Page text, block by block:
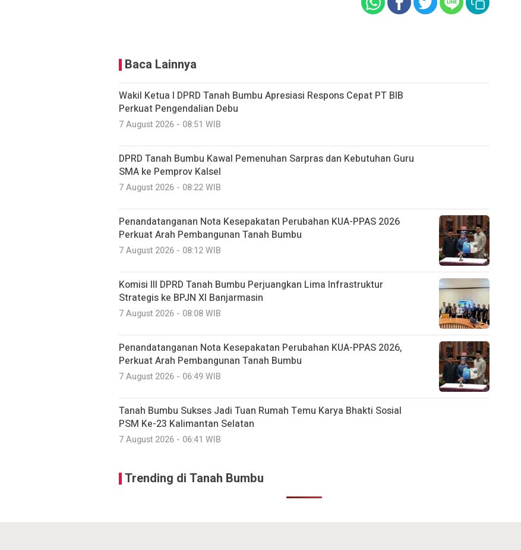
Baca Lainnya
Wakil Ketua I DPRD Tanah Bumbu Apresiasi Respons Cepat PT BIB
Perkuat Pengendalian Debu
7 August 2026 - 08:51 WIB
DPRD Tanah Bumbu Kawal Pemenuhan Sarpras dan Kebutuhan Guru
SMA ke Pemprov Kalsel
7 August 2026 - 08:22 WIB
Penandatanganan Nota Kesepakatan Perubahan KUA-PPAS 2026
Perkuat Arah Pembangunan Tanah Bumbu
7 August 2026 - 08:12 WIB
Komisi III DPRD Tanah Bumbu Perjuangkan Lima Infrastruktur
Strategis ke BPJN XI Banjarmasin
7 August 2026 - 08:08 WIB
Penandatanganan Nota Kesepakatan Perubahan KUA-PPAS 2026,
Perkuat Arah Pembangunan Tanah Bumbu
7 August 2026 - 06:49 WIB
Tanah Bumbu Sukses Jadi Tuan Rumah Temu Karya Bhakti Sosial
PSM Ke-23 Kalimantan Selatan
7 August 2026 - 06:41 WIB
Trending di Tanah Bumbu